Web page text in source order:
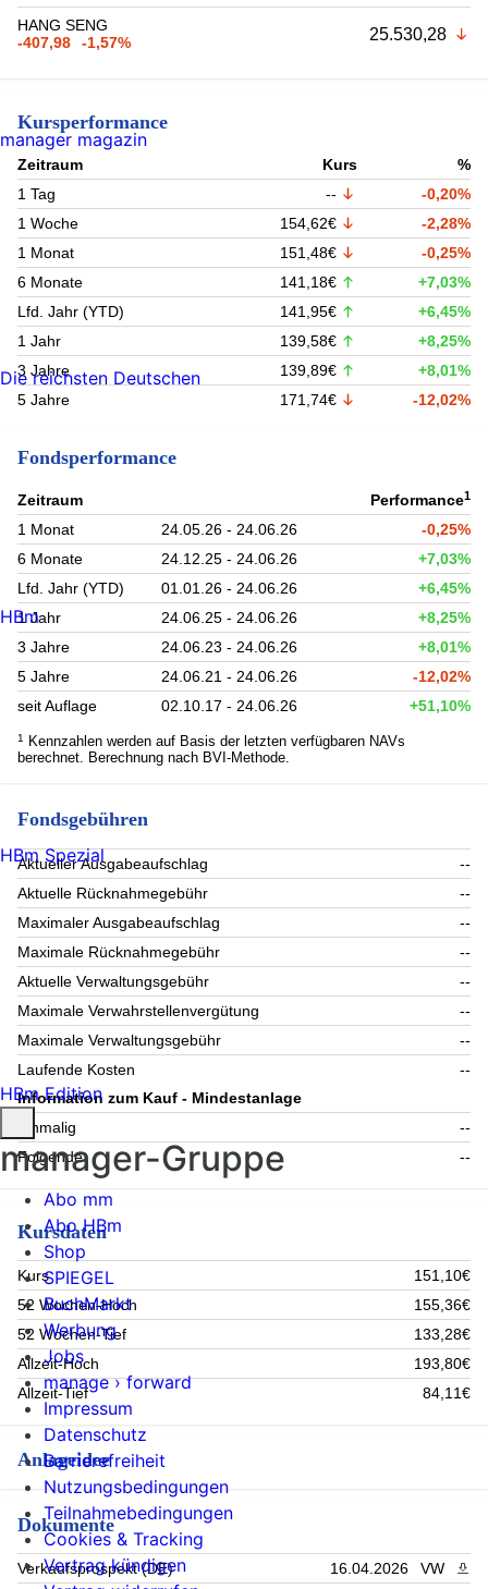
HANG SENG
-407,98
-1,57% 25.530,28
Kursperformance
Zeitraum Kurs
%
1 Tag
--
-0,20%
1 Woche
154,62€
-2,28%
1 Monat
151,48€
-0,25%
6 Monate
141,18€
+7,03%
Lfd. Jahr (YTD)
141,95€
+6,45%
1 Jahr
139,58€
+8,25%
3 Jahre
139,89€
+8,01%
5 Jahre
171,74€ -12,02%
Fondsperformance
Zeitraum Performance1
1 Monat 24.05.26 - 24.06.26
-0,25%
6 Monate
24.12.25 - 24.06.26
+7,03%
Lfd. Jahr (YTD)
01.01.26 - 24.06.26
+6,45%
1 Jahr
24.06.25 - 24.06.26
+8,25%
3 Jahre
24.06.23 - 24.06.26
+8,01%
5 Jahre
24.06.21 - 24.06.26
-12,02%
seit Auflage
02.10.17 - 24.06.26 +51,10%
1
Kennzahlen werden auf Basis der letzten verfügbaren NAVs
berechnet. Berechnung nach BVI-Methode.
Fondsgebühren
Aktueller Ausgabeaufschlag
--
Aktuelle Rücknahmegebühr
--
Maximaler Ausgabeaufschlag
--
Maximale Rücknahmegebühr
--
Aktuelle Verwaltungsgebühr
--
Maximale Verwahrstellenvergütung
--
Maximale Verwaltungsgebühr
--
Laufende Kosten
--
Information zum Kauf - Mindestanlage
Einmalig
--
Folgende
--
Kursdaten
Kurs
151,10€
52 Wochen-Hoch
155,36€
52 Wochen-Tief
133,28€
Allzeit-Hoch
193,80€
Allzeit-Tief
84,11€
Anlageidee
Dokumente
Verkaufsprospekt (DE) 16.04.2026 VW
manager magazin
Die reichsten Deutschen
HBm
HBm Spezial
HBm Edition
manager-Gruppe
Abo mm
Abo HBm
Shop
SPIEGEL
BuchMarkt
Werbung
Jobs
manage › forward
Impressum
Datenschutz
Barrierefreiheit
Nutzungsbedingungen
Teilnahmebedingungen
Cookies & Tracking
Vertrag kündigen